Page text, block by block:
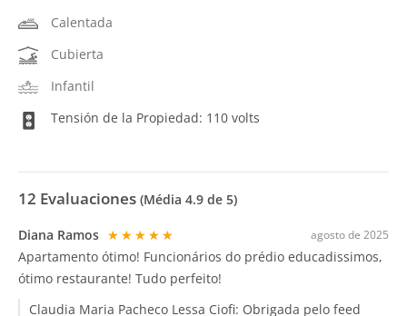
Calentada
Cubierta
Infantil
Tensión de la Propiedad: 110 volts
12 Evaluaciones (Média 4.9 de 5)
agosto de 2025
Diana Ramos ★★★★★
Apartamento ótimo! Funcionários do prédio educadissimos,
ótimo restaurante! Tudo perfeito!
Claudia Maria Pacheco Lessa Ciofi: Obrigada pelo feed